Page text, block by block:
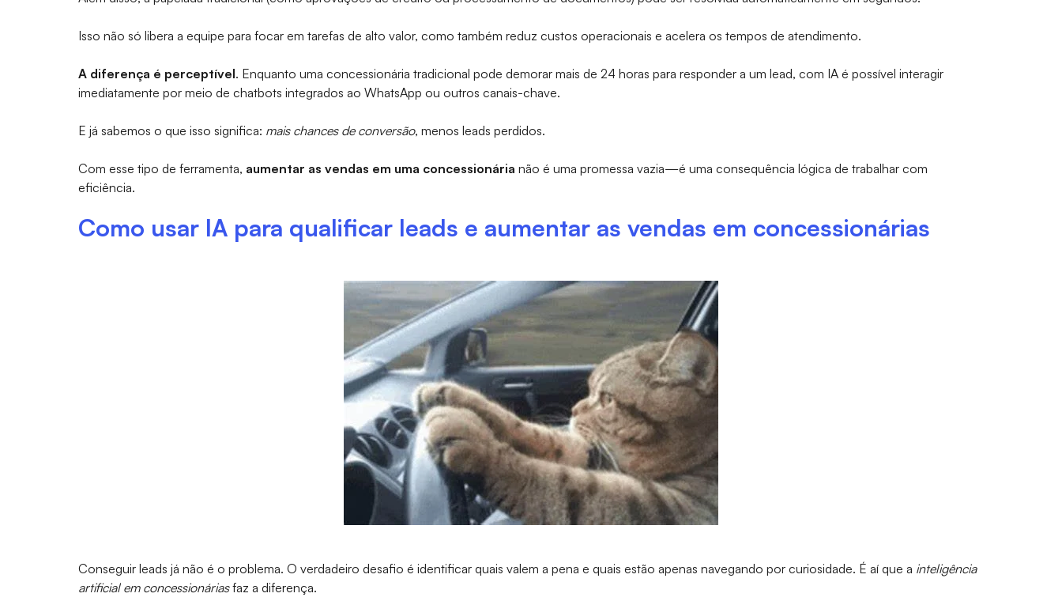
Isso não só libera a equipe para focar em tarefas de alto valor, como também reduz custos operacionais e acelera os tempos de atendimento.
A diferença é perceptível. Enquanto uma concessionária tradicional pode demorar mais de 24 horas para responder a um lead, com IA é possível interagir
imediatamente por meio de chatbots integrados ao WhatsApp ou outros canais-chave.
E já sabemos o que isso significa: mais chances de conversão, menos leads perdidos.
Com esse tipo de ferramenta, aumentar as vendas em uma concessionária não é uma promessa vazia—é uma consequência lógica de trabalhar com
eficiência.
Como usar IA para qualificar leads e aumentar as vendas em concessionárias
Conseguir leads já não é o problema. O verdadeiro desafio é identificar quais valem a pena e quais estão apenas navegando por curiosidade. É aí que a inteligência
artificial em concessionáriasfaz a diferença.